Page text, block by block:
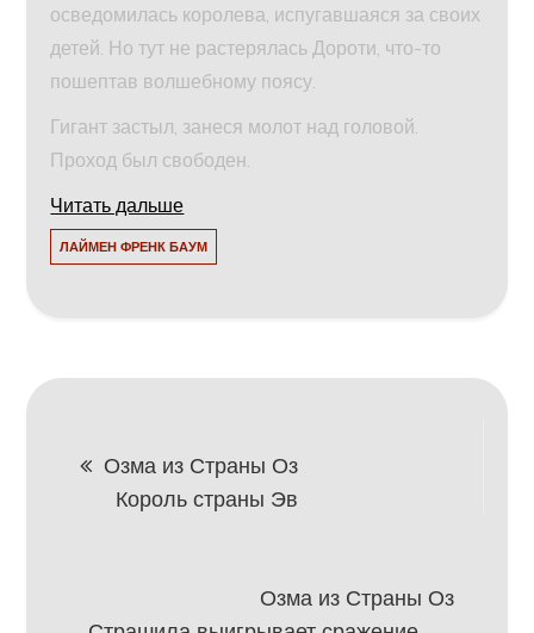
осведомилась королева, испугавшаяся за своих
детей. Но тут не растерялась Дороти, что-то
пошептав волшебному поясу.
Гигант застыл, занеся молот над головой.
Проход был свободен.
Читать дальше
ЛАЙМЕН ФРЕНК БАУМ
Навигация
Озма из Страны Оз
Король страны Эв
Озма из Страны Оз